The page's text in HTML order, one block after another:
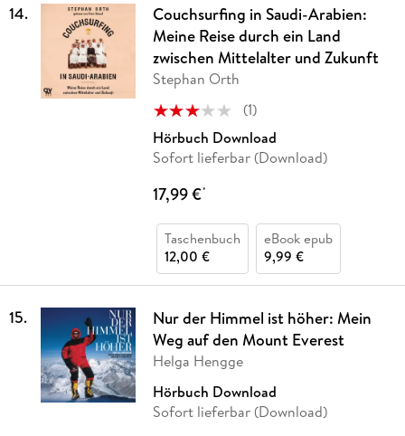
14.
Couchsurfing in Saudi-Arabien:
Meine Reise durch ein Land
zwischen Mittelalter und Zukunft
Stephan Orth
(1)
Hörbuch Download
Sofort lieferbar (Download)
17,99 €*
Taschenbuch
12,00 €
eBook epub
9,99 €
15.
Nur der Himmel ist höher: Mein
Weg auf den Mount Everest
Helga Hengge
Hörbuch Download
Sofort lieferbar (Download)